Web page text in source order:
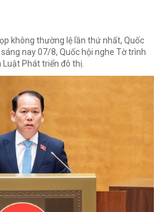
không thường lệ lần thứ nhất, Quốc
nay 07/8, Quốc hội nghe Tờ trình
Phát triển đô thị.